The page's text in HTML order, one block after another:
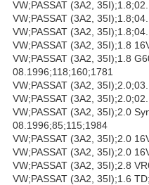
VW;PASSAT (3A2,
VW;PASSAT (3A2,
VW;PASSAT (3A2,
VW;PASSAT (3A2, 35I);1.8
VW;PASSAT (3A2, 35I);1.8
08.1996;118;160;1781
VW;PASSAT (3A2,
VW;PASSAT (3A2,
VW;PASSAT (3A2, 35I);2.0
08.1996;85;115;1984
VW;PASSAT (3A2, 35I);2.0
VW;PASSAT (3A2, 35I);2.0
VW;PASSAT (3A2, 35I);2.8
VW;PASSAT (3A2, 35I);1.6